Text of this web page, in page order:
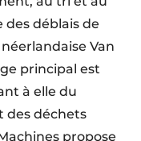
déblais de
Van
principal est
à elle du
des déchets
propose